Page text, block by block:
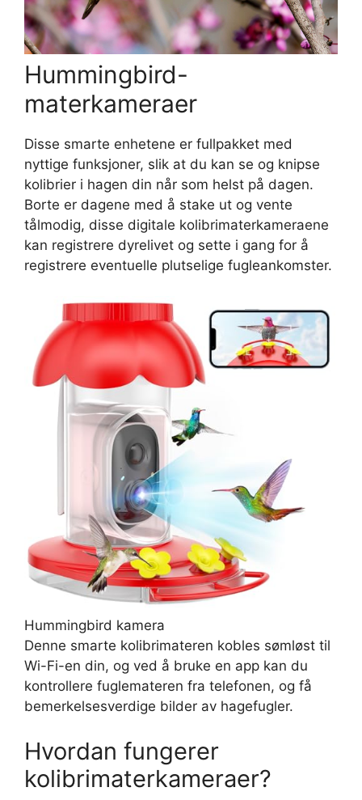
Hummingbird-
materkameraer
Disse smarte enhetene er fullpakket med
nyttige funksjoner, slik at du kan se og knipse
kolibrier i hagen din når som helst på dagen.
Borte er dagene med å stake ut og vente
tålmodig, disse digitale kolibrimaterkameraene
kan registrere dyrelivet og sette i gang for å
registrere eventuelle plutselige fugleankomster.
Hummingbird kamera
Denne smarte kolibrimateren kobles sømløst til
Wi-Fi-en din, og ved å bruke en app kan du
kontrollere fuglemateren fra telefonen, og få
bemerkelsesverdige bilder av hagefugler.
Hvordan fungerer
kolibrimaterkameraer?